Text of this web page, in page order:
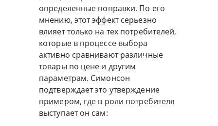
определенные поправки. По его
мнению, этот эффект серьезно
влияет только на тех потребителей,
которые в процессе выбора
активно сравнивают различные
товары по цене и другим
параметрам. Симонсон
подтверждает это утверждение
примером, где в роли потребителя
выступает он сам: